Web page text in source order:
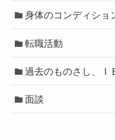
身体のコンディショ
転職活動
過去のものさし、Ｉ
面談